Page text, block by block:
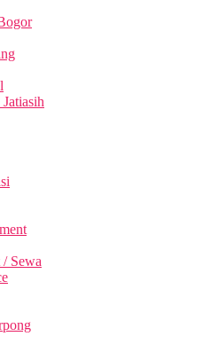
Sewa